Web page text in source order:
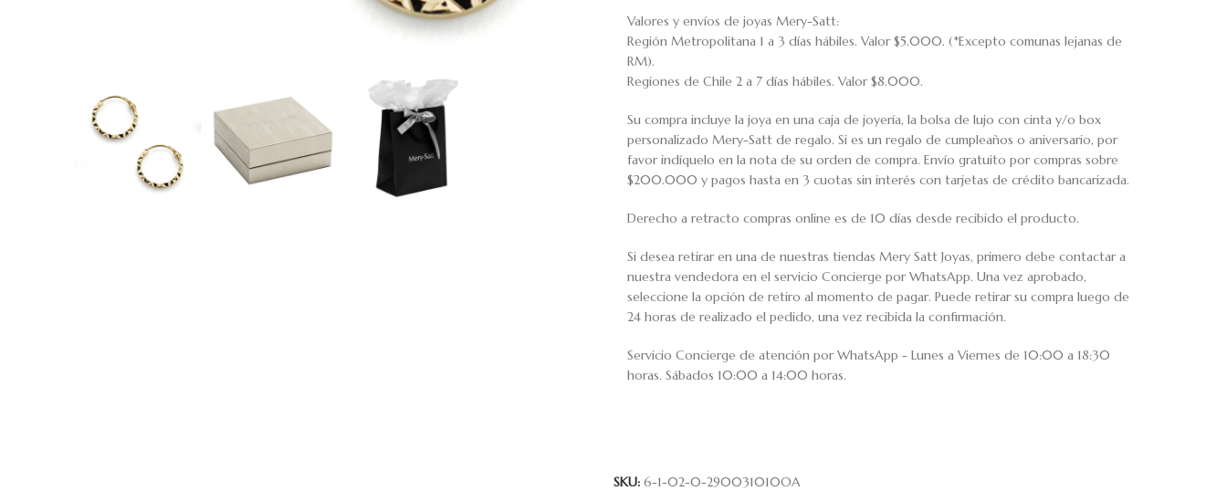
Valores y envíos de joyas Mery-Satt:
Región Metropolitana 1 a 3 días hábiles. Valor $5.000. (*Excepto comunas lejanas de
RM).
Regiones de Chile 2 a 7 días hábiles. Valor $8.000.
Su compra incluye la joya en una caja de joyería, la bolsa de lujo con cinta y/o box
personalizado Mery-Satt de regalo. Si es un regalo de cumpleaños o aniversario, por
favor indíquelo en la nota de su orden de compra. Envío gratuito por compras sobre
$200.000 y pagos hasta en 3 cuotas sin interés con tarjetas de crédito bancarizada.
Derecho a retracto compras online es de 10 días desde recibido el producto.
Si desea retirar en una de nuestras tiendas Mery Satt Joyas, primero debe contactar a
nuestra vendedora en el servicio Concierge por WhatsApp. Una vez aprobado,
seleccione la opción de retiro al momento de pagar. Puede retirar su compra luego de
24 horas de realizado el pedido, una vez recibida la confirmación.
Servicio Concierge de atención por WhatsApp - Lunes a Viernes de 10:00 a 18:30
horas. Sábados 10:00 a 14:00 horas.
SKU: 6-1-02-0-290031010OA